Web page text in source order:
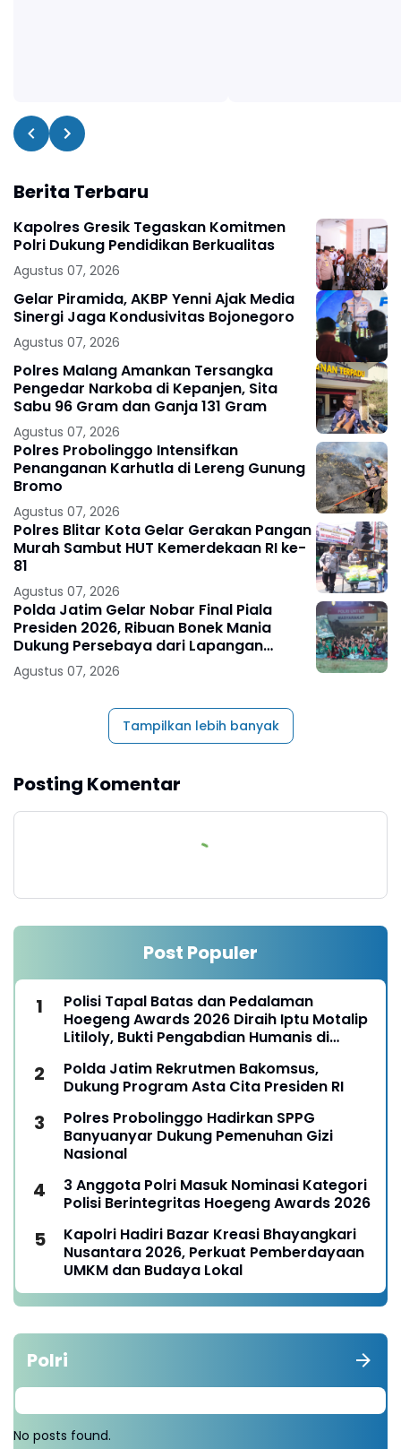
Berita Terbaru
Kapolres Gresik Tegaskan Komitmen
Polri Dukung Pendidikan Berkualitas
Agustus 07, 2026
Gelar Piramida, AKBP Yenni Ajak Media
Sinergi Jaga Kondusivitas Bojonegoro
Agustus 07, 2026
Polres Malang Amankan Tersangka
Pengedar Narkoba di Kepanjen, Sita
Sabu 96 Gram dan Ganja 131 Gram
Agustus 07, 2026
Polres Probolinggo Intensifkan
Penanganan Karhutla di Lereng Gunung
Bromo
Agustus 07, 2026
Polres Blitar Kota Gelar Gerakan Pangan
Murah Sambut HUT Kemerdekaan RI ke-
81
Agustus 07, 2026
Polda Jatim Gelar Nobar Final Piala
Presiden 2026, Ribuan Bonek Mania
Dukung Persebaya dari Lapangan
Mapolda
Agustus 07, 2026
Tampilkan lebih banyak
Posting Komentar
Post Populer
Polisi Tapal Batas dan Pedalaman
Hoegeng Awards 2026 Diraih Iptu Motalip
Litiloly, Bukti Pengabdian Humanis di
Polda Jatim Rekrutmen Bakomsus,
Dukung Program Asta Cita Presiden RI
Polres Probolinggo Hadirkan SPPG
Banyuanyar Dukung Pemenuhan Gizi
Nasional
3 Anggota Polri Masuk Nominasi Kategori
Polisi Berintegritas Hoegeng Awards 2026
Kapolri Hadiri Bazar Kreasi Bhayangkari
Nusantara 2026, Perkuat Pemberdayaan
UMKM dan Budaya Lokal
Polri
No posts found.